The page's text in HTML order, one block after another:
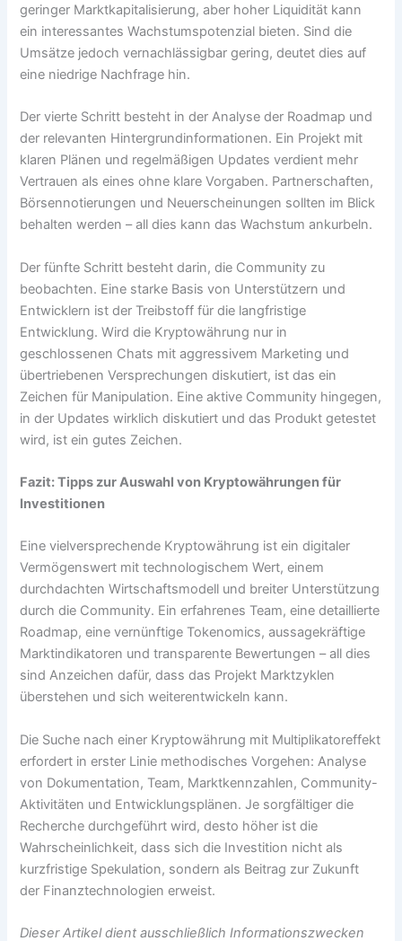
geringer Marktkapitalisierung, aber hoher Liquidität kann
ein interessantes Wachstumspotenzial bieten. Sind die
Umsätze jedoch vernachlässigbar gering, deutet dies auf
eine niedrige Nachfrage hin.
Der vierte Schritt besteht in der Analyse der Roadmap und
der relevanten Hintergrundinformationen. Ein Projekt mit
klaren Plänen und regelmäßigen Updates verdient mehr
Vertrauen als eines ohne klare Vorgaben. Partnerschaften,
Börsennotierungen und Neuerscheinungen sollten im Blick
behalten werden – all dies kann das Wachstum ankurbeln.
Der fünfte Schritt besteht darin, die Community zu
beobachten. Eine starke Basis von Unterstützern und
Entwicklern ist der Treibstoff für die langfristige
Entwicklung. Wird die Kryptowährung nur in
geschlossenen Chats mit aggressivem Marketing und
übertriebenen Versprechungen diskutiert, ist das ein
Zeichen für Manipulation. Eine aktive Community hingegen,
in der Updates wirklich diskutiert und das Produkt getestet
wird, ist ein gutes Zeichen.
Fazit: Tipps zur Auswahl von Kryptowährungen für
Investitionen
Eine vielversprechende Kryptowährung ist ein digitaler
Vermögenswert mit technologischem Wert, einem
durchdachten Wirtschaftsmodell und breiter Unterstützung
durch die Community. Ein erfahrenes Team, eine detaillierte
Roadmap, eine vernünftige Tokenomics, aussagekräftige
Marktindikatoren und transparente Bewertungen – all dies
sind Anzeichen dafür, dass das Projekt Marktzyklen
überstehen und sich weiterentwickeln kann.
Die Suche nach einer Kryptowährung mit Multiplikatoreffekt
erfordert in erster Linie methodisches Vorgehen: Analyse
von Dokumentation, Team, Marktkennzahlen, Community-
Aktivitäten und Entwicklungsplänen. Je sorgfältiger die
Recherche durchgeführt wird, desto höher ist die
Wahrscheinlichkeit, dass sich die Investition nicht als
kurzfristige Spekulation, sondern als Beitrag zur Zukunft
der Finanztechnologien erweist.
Dieser Artikel dient ausschließlich Informationszwecken